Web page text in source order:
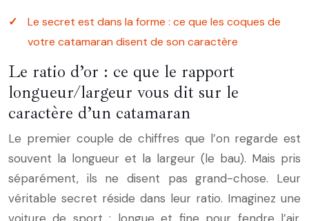
Le secret est dans la forme : ce que les coques de
votre catamaran disent de son caractère
Le ratio d’or : ce que le rapport
longueur/largeur vous dit sur le
caractère d’un catamaran
Le premier couple de chiffres que l’on regarde est
souvent la longueur et la largeur (le bau). Mais pris
séparément, ils ne disent pas grand-chose. Leur
véritable secret réside dans leur ratio. Imaginez une